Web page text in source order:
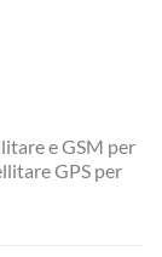
e GSM per
GPS per